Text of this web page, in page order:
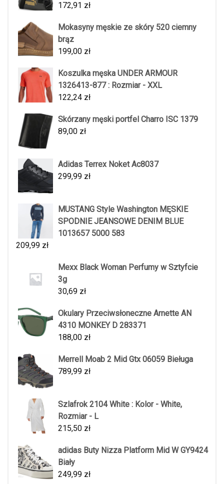
172,91 zł
Mokasyny męskie ze skóry 520 ciemny
brąz
199,00 zł
Koszulka męska UNDER ARMOUR
1326413-877 : Rozmiar - XXL
122,24 zł
Skórzany męski portfel Charro ISC 1379
89,00 zł
Adidas Terrex Noket Ac8037
299,99 zł
MUSTANG Style Washington MĘSKIE
SPODNIE JEANSOWE DENIM BLUE
1013657 5000 583
209,99 zł
Mexx Black Woman Perfumy w Sztyfcie
3g
30,69 zł
Okulary Przeciwsłoneczne Arnette AN
4310 MONKEY D 283371
188,00 zł
Merrell Moab 2 Mid Gtx 06059 Bieługa
789,99 zł
Szlafrok 2104 White : Kolor - White,
Rozmiar - L
215,50 zł
adidas Buty Nizza Platform Mid W GY9424
Biały
249,99 zł